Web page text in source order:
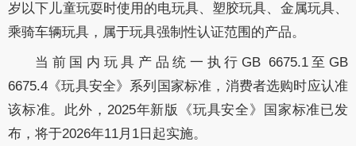
岁以下儿童玩耍时使用的电玩具、塑胶玩具、金属玩具、
乘骑车辆玩具，属于玩具强制性认证范围的产品。
当前国内玩具产品统一执行GB 6675.1至GB
6675.4《玩具安全》系列国家标准，消费者选购时应认准
该标准。此外，2025年新版《玩具安全》国家标准已发
布，将于2026年11月1日起实施。